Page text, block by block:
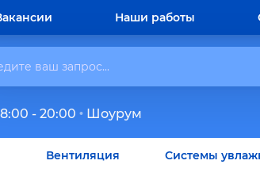
Наши работы
8:00 - 20:00 Шоурум
Вентиляция Системы